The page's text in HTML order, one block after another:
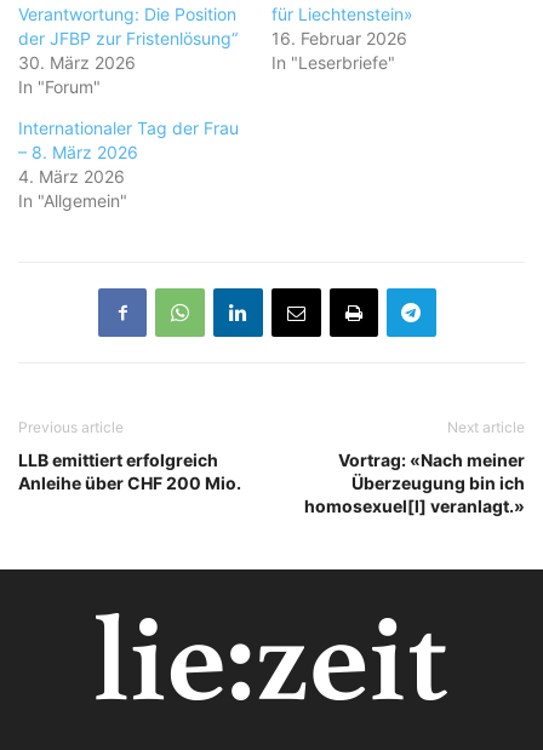
Verantwortung: Die Position
der JFBP zur Fristenlösung“
30. März 2026
In "Forum"
für Liechtenstein»
16. Februar 2026
In "Leserbriefe"
Internationaler Tag der Frau
– 8. März 2026
4. März 2026
In "Allgemein"
Previous article
LLB emittiert erfolgreich
Anleihe über CHF 200 Mio.
Next article
Vortrag: «Nach meiner
Überzeugung bin ich
homosexuel[l] veranlagt.»